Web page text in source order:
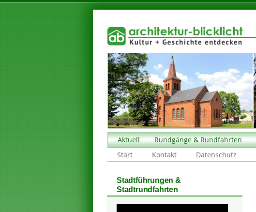
Aktuell Rundgänge & Rundfahrten
Start
Kontakt Datenschutz
Stadtführungen &
Stadtrundfahrten